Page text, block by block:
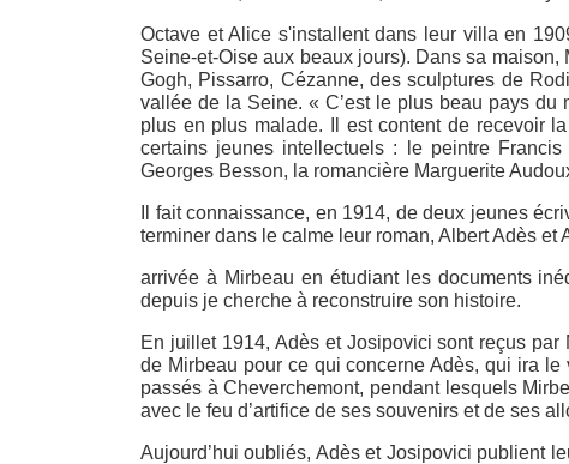
Octave et Alice s'installent dans leur villa en
Seine-et-Oise aux beaux jours). Dans sa
Gogh, Pissarro, Cézanne, des sculptures de
vallée de la Seine. « C’est le plus beau pays
plus en plus malade. Il est content de recevoir
certains jeunes intellectuels : le peintre
Georges Besson, la romancière Marguerite
Il fait connaissance, en 1914, de deux jeunes
terminer dans le calme leur roman, Albert Adès
arrivée à Mirbeau en étudiant les documents
depuis je cherche à reconstruire son histoire.
En juillet 1914, Adès et Josipovici sont reçus par
de Mirbeau pour ce qui concerne Adès, qui ira
passés à Cheverchemont, pendant lesquels
avec le feu d’artifice de ses souvenirs et de ses
Aujourd’hui oubliés, Adès et Josipovici publient